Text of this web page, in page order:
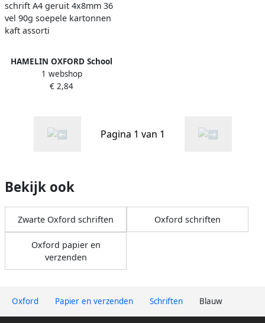
Oxford Papier en verzenden Schriften Blauw
HAMELIN OXFORD School
schrift A4 geruit 4x8mm 36
vel 90g soepele kartonnen
1 webshop
€ 2,84
Pagina 1 van 1
Bekijk ook
Zwarte Oxford schriften Oxford schriften
Oxford papier en
verzenden